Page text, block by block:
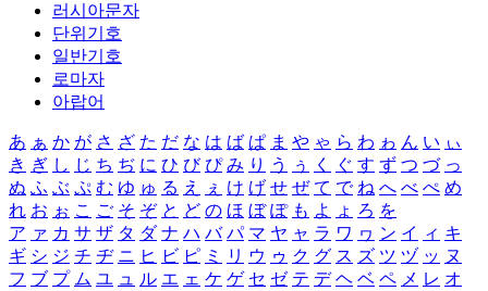
러시아문자
단위기호
일반기호
로마자
아랍어
あ ぁ か が さ ざ た だ な は ば ぱ ま や ゃ ら わ ゎ ん い ぃ
き ぎ し じ ち ぢ に ひ び ぴ み り う ぅ く ぐ す ず つ づ っ
ぬ ふ ぶ ぷ む ゆ ゅ る え ぇ け げ せ ぜ て で ね へ べ ぺ め
れ お ぉ こ ご そ ぞ と ど の ほ ぼ ぽ も よ ょ ろ を
ア ァ カ サ ザ タ ダ ナ ハ バ パ マ ヤ ャ ラ ワ ヮ ン イ ィ キ
ギ シ ジ チ ヂ ニ ヒ ビ ピ ミ リ ウ ゥ ク グ ス ズ ツ ヅ ッ ヌ
フ ブ プ ム ユ ュ ル エ ェ ケ ゲ セ ゼ テ デ ヘ ベ ペ メ レ オ